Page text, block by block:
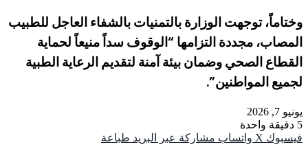
وختاماً، توجهت الوزارة بالتمنيات بالشفاء العاجل للطبيب
المصاب، مجددة التزامها “الوقوف سداً منيعاً لحماية
القطاع الصحي وضمان بيئة آمنة لتقديم الرعاية الطبية
لجميع المواطنين”.
يونيو 7, 2026
5 دقيقة واحدة
فيسبوك ‫X واتساب مشاركة عبر البريد طباعة